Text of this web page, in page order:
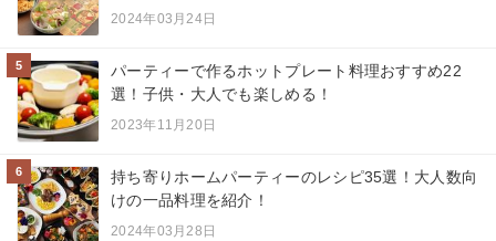
2024年03月24日
5
パーティーで作るホットプレート料理おすすめ22
選！子供・大人でも楽しめる！
2023年11月20日
6
持ち寄りホームパーティーのレシピ35選！大人数向
けの一品料理を紹介！
2024年03月28日